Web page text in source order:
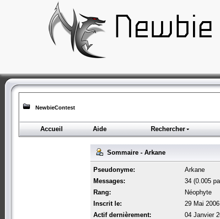
NewbieContest
Accueil Aide Rechercher
Sommaire - Arkane
Pseudonyme:
Arkane
Messages:
34 (0.005
Rang:
Néophyte
Inscrit le:
29 Mai
Actif dernièrement:
04 Janvier